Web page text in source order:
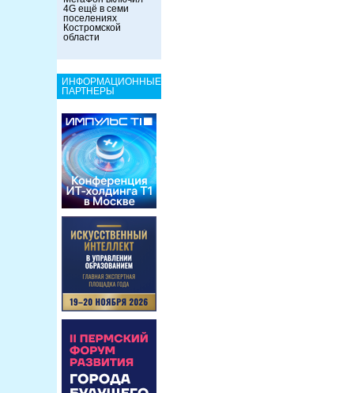
4G ещё в семи
поселениях
Костромской
области
ИНФОРМАЦИОННЫЕ
ПАРТНЕРЫ